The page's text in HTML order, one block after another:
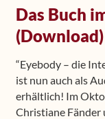
Das Buch
(Download)
“Eyebody – die
ist nun auch als
erhältlich! Im
Christiane Fänder